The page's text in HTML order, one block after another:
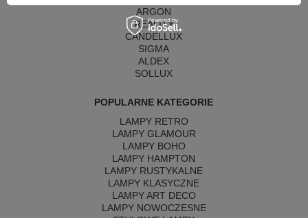
ARGON
REALITY
CANDELLUX
SIGMA
ALDEX
SOLLUX
POPULARNE KATEGORIE
LAMPY RETRO
LAMPY GLAMOUR
LAMPY BOHO
LAMPY HAMPTON
LAMPY RUSTYKALNE
LAMPY KLASYCZNE
LAMPY ART DECO
LAMPY NOWOCZESNE